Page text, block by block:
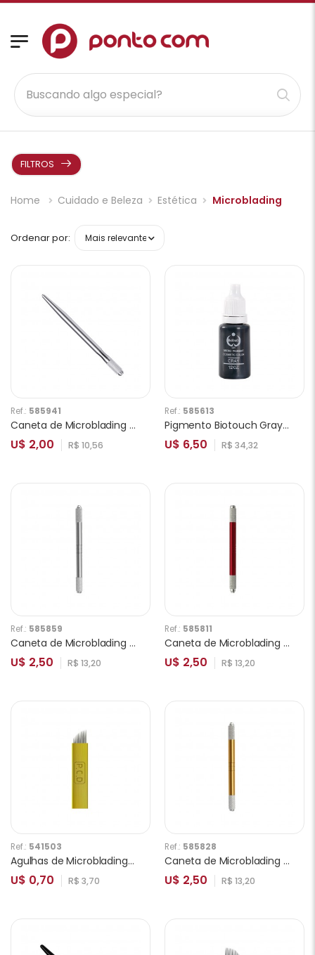
FILTROS
Home Cuidado e Beleza Estética Microblading
Ordenar por:
Ref.: 585941
Caneta de Microblading Ponta Simples Prata
U$ 2,00 R$ 10,56
Ref.: 585613
Pigmento Biotouch Gray para Sobrancelhas 15ml
U$ 6,50 R$ 34,32
Ref.: 585859
Caneta de Microblading Ponta Dupla Prata
U$ 2,50 R$ 13,20
Ref.: 585811
Caneta de Microblading Ponta Dupla Vermelha
U$ 2,50 R$ 13,20
Ref.: 541503
Agulhas de Microblading PCD 14F 0.3mm
U$ 0,70 R$ 3,70
Ref.: 585828
Caneta de Microblading Ponta Dupla Dourado
U$ 2,50 R$ 13,20